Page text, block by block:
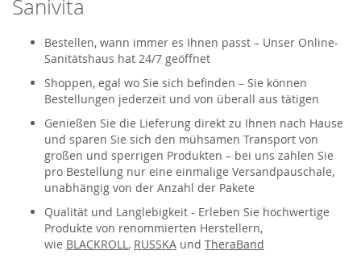
Sanivita
Bestellen, wann immer es Ihnen passt – Unser Online-
Sanitätshaus hat 24/7 geöffnet
Shoppen, egal wo Sie sich befinden – Sie können
Bestellungen jederzeit und von überall aus tätigen
Genießen Sie die Lieferung direkt zu Ihnen nach Hause
und sparen Sie sich den mühsamen Transport von
großen und sperrigen Produkten – bei uns zahlen Sie
pro Bestellung nur eine einmalige Versandpauschale,
unabhängig von der Anzahl der Pakete
Qualität und Langlebigkeit - Erleben Sie hochwertige
Produkte von renommierten Herstellern,
wie BLACKROLL, RUSSKA und TheraBand